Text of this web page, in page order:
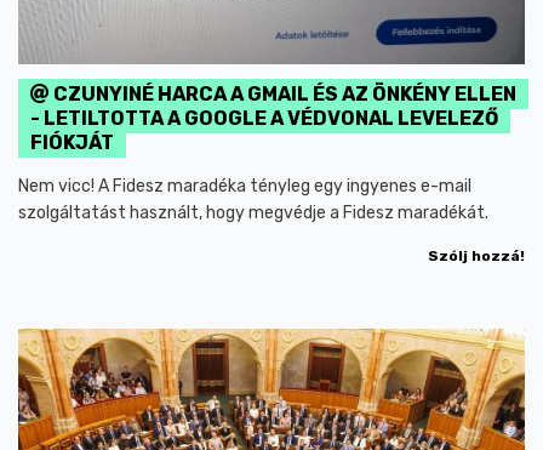
CZUNYINÉ HARCA A GMAIL ÉS AZ ÖNKÉNY ELLEN
- LETILTOTTA A GOOGLE A VÉDVONAL LEVELEZŐ
FIÓKJÁT
Nem vicc! A Fidesz maradéka tényleg egy ingyenes e-mail
szolgáltatást használt, hogy megvédje a Fidesz maradékát.
Szólj hozzá!